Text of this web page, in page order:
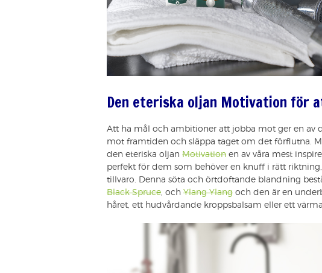
Den eteriska oljan Motivation för
Att ha mål och ambitioner att jobba mot ger en av
mot framtiden och släppa taget om det förflutna.
den eteriska oljan Motivation en av våra mest
perfekt för dem som behöver en knuff i rätt
tillvaro. Denna söta och örtdoftande blandning
Black Spruce , och Ylang Ylang och den är en
håret, ett hudvårdande kroppsbalsam eller ett